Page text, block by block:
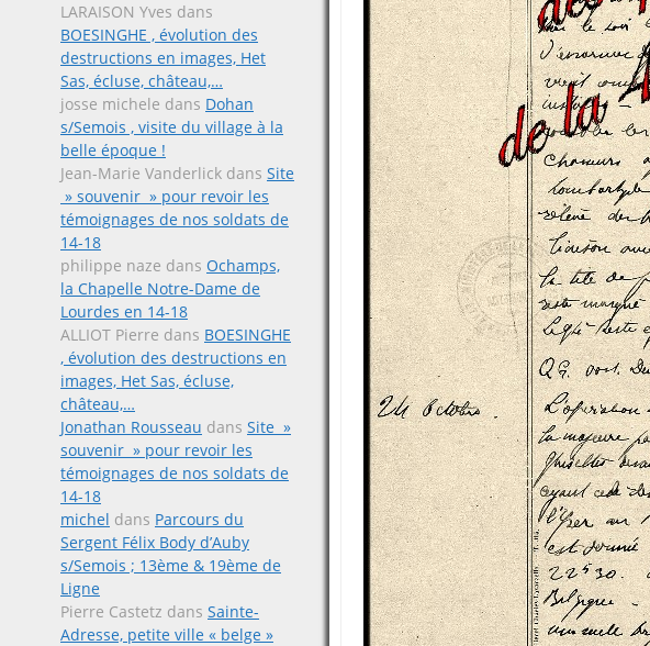
LARAISON Yves dans
BOESINGHE , évolution des
destructions en images, Het
Sas, écluse, château,…
josse michele dans Dohan
s/Semois , visite du village à la
belle époque !
Jean-Marie Vanderlick dans Site
» souvenir » pour revoir les
témoignages de nos soldats de
14-18
philippe naze dans Ochamps,
la Chapelle Notre-Dame de
Lourdes en 14-18
ALLIOT Pierre dans BOESINGHE
, évolution des destructions en
images, Het Sas, écluse,
château,…
Jonathan Rousseau dans Site »
souvenir » pour revoir les
témoignages de nos soldats de
14-18
michel dans Parcours du
Sergent Félix Body d’Auby
s/Semois ; 13ème & 19ème de
Ligne
Pierre Castetz dans Sainte-
Adresse, petite ville « belge »